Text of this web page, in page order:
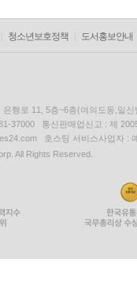
청소년보호정책 도서홍보안내
은행로 11, 5층~6층(여의도동,일신
37000 통신판매업신고 : 제
호스팅 서비스사업자 :
All Rights Reserved.